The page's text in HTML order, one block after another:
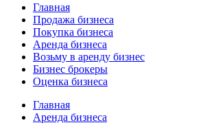
Главная
Продажа бизнеса
Покупка бизнеса
Аренда бизнеса
Возьму в аренду бизнес
Бизнес брокеры
Оценка бизнеса
Главная
Аренда бизнеса